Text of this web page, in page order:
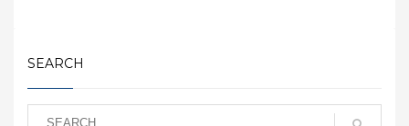
SEARCH